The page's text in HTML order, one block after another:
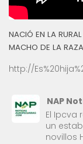
NACIÓ EN LA
MACHO DE LA
http://
NAP
El Ipcva
un
novillos